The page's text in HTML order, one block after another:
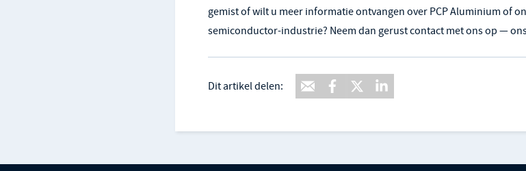
gemist of wilt u meer informatie ontvangen over PCP Aluminium of
semiconductor-industrie? Neem dan gerust contact met ons op —
Dit artikel delen: